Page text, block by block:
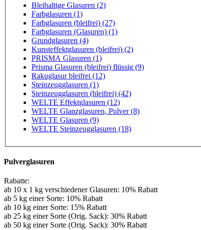
Bleihaltige Glasuren (2)
Farbglasuren (1)
Farbglasuren (bleifrei) (27)
Farbglasuren (Glasuren) (1)
Grundglasuren (4)
Kunsteffektglasuren (bleifrei) (2)
PRISMA Glasuren (1)
Prisma Glasuren (bleifrei) flüssig (9)
Rakuglasur bleifrei (12)
Steinzeugglasuren (1)
Steinzeugglasuren (bleifrei) (42)
WELTE Effektglasuren (12)
WELTE Glanzglasuren, Pulver (8)
WELTE Glasuren (9)
WELTE Steinzeugglasuren (18)
Pulverglasuren
Rabatte:
ab 10 x 1 kg verschiedener Glasuren: 10% Rabatt
ab 5 kg einer Sorte: 10% Rabatt
ab 10 kg einer Sorte: 15% Rabatt
ab 25 kg einer Sorte (Orig. Sack): 30% Rabatt
ab 50 kg einer Sorte (Orig. Sack): 30% Rabatt